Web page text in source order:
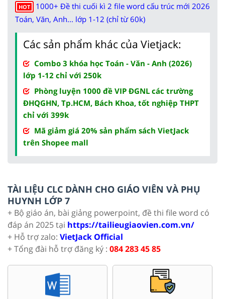
HOT
1000+ Đề thi cuối kì 2 file word cấu trúc mới 2026
Toán, Văn, Anh... lớp 1-12 (chỉ từ 60k)
Các sản phẩm khác của Vietjack:
Combo 3 khóa học Toán - Văn - Anh (2026)
lớp 1-12 chỉ với 250k
Phòng luyện 1000 đề VIP ĐGNL các trường
ĐHQGHN, Tp.HCM, Bách Khoa, tốt nghiệp THPT
chỉ với 399k
Mã giảm giá 20% sản phẩm sách VietJack
trên Shopee mall
TÀI LIỆU CLC DÀNH CHO GIÁO VIÊN VÀ PHỤ
HUYNH LỚP 7
+ Bộ giáo án, bài giảng powerpoint, đề thi file word có
đáp án 2025 tại https://tailieugiaovien.com.vn/
+ Hỗ trợ zalo: VietJack Official
+ Tổng đài hỗ trợ đăng ký : 084 283 45 85